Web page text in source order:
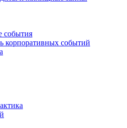
события
корпоративных событий